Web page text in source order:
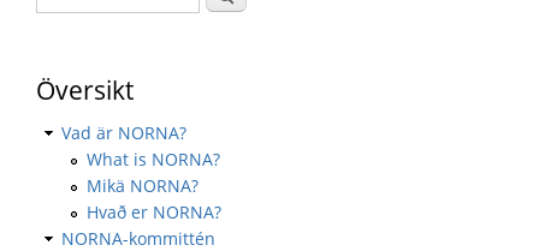
Översikt
Vad är NORNA?
What is NORNA?
Mikä NORNA?
Hvað er NORNA?
NORNA-kommittén